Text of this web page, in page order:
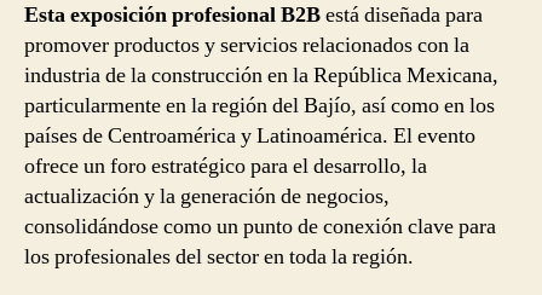
Esta exposición profesional B2Bestá diseñada para
promover productos y servicios relacionados con la
industria de la construcción en la República Mexicana,
particularmente en la región del Bajío, así como en los
países de Centroamérica y Latinoamérica. El evento
ofrece un foro estratégico para el desarrollo, la
actualización y la generación de negocios,
consolidándose como un punto de conexión clave para
los profesionales del sector en toda la región.